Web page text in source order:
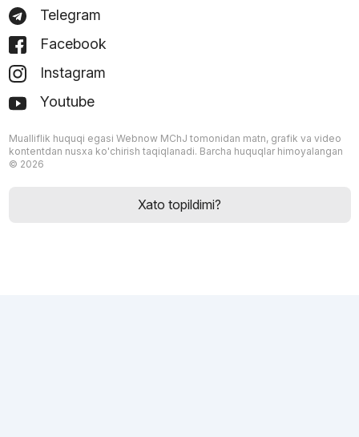
Telegram
Facebook
Instagram
Youtube
Mualliflik huquqi egasi Webnow MChJ tomonidan matn, grafik va video
kontentdan nusxa ko'chirish taqiqlanadi. Barcha huquqlar himoyalangan
© 2026
Xato topildimi?